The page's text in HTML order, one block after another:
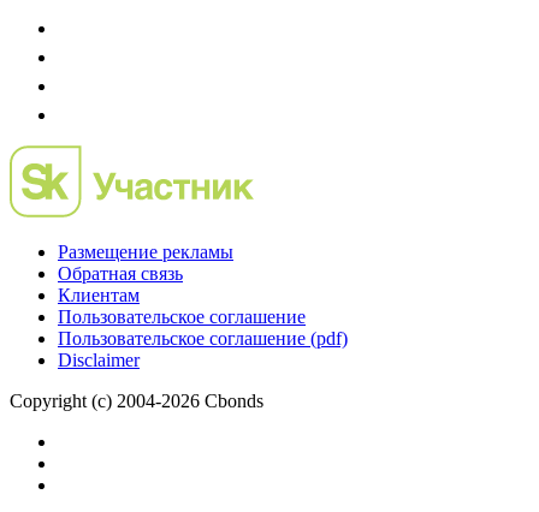
Размещение рекламы
Обратная связь
Пользовательское соглашение
Copyright (c) 2004-2026 Cbonds